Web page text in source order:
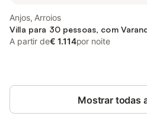
Anjos, Arroios
Villa para 30 pessoas, com
A partir de€ 1.114por noite
Mostrar todas